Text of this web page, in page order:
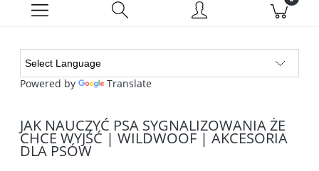
Powered by Translate
JAK NAUCZYĆ PSA SYGNALIZOWANIA ŻE
CHCE WYJŚĆ | WILDWOOF | AKCESORIA
DLA PSÓW